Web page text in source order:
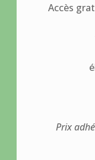
Accès
Prix